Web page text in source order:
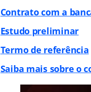
Contrato com a
Estudo preliminar
Termo de referência
Saiba mais sobre o